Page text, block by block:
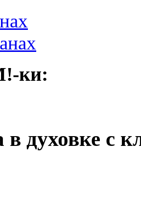
ки:
в духовке с